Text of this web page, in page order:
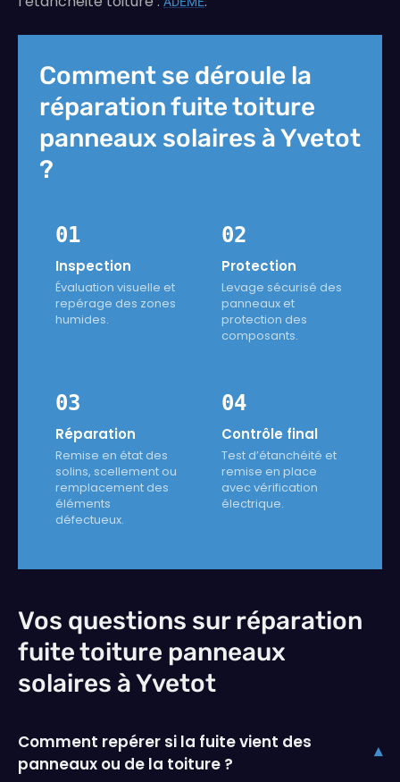
Comment se déroule la
réparation fuite toiture
panneaux solaires à Yvetot
?
01
Inspection
Évaluation visuelle et
repérage des zones
humides.
02
Protection
Levage sécurisé des
panneaux et
protection des
composants.
03
Réparation
Remise en état des
solins, scellement ou
remplacement des
éléments
défectueux.
04
Contrôle final
Test d’étanchéité et
remise en place
avec vérification
électrique.
Vos questions sur réparation
fuite toiture panneaux
solaires à Yvetot
Comment repérer si la fuite vient des
panneaux ou de la toiture ?
▾